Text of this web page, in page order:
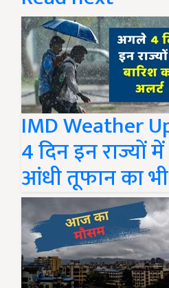
IMD Weather
4 दिन इन राज्यों
आंधी तूफान का भी